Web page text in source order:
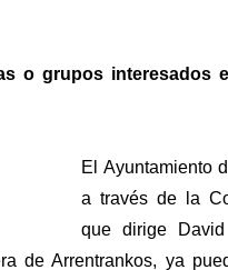
o grupos interesados
El Ayuntamiento
a través de la
que dirige David
de Arrentrankos, ya